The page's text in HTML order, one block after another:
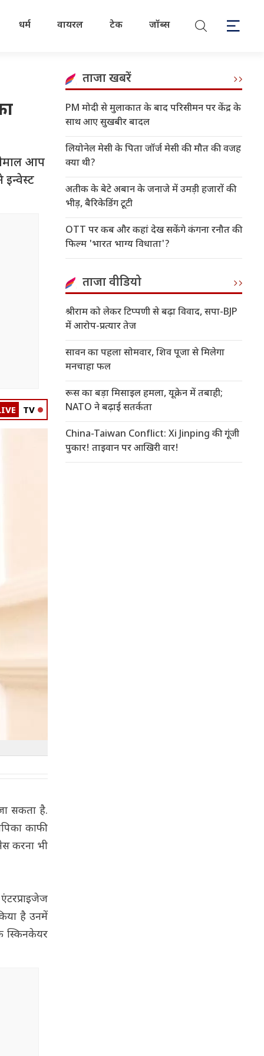
धर्म वायरल टेक जॉब्स
आप
इन्वेस्ट
TV
सकता है.
काफी
करना भी
है उनमें
स्किनकेयर
ताजा खबरें
PM मोदी से मुलाकात के बाद परिसीमन पर केंद्र के
साथ आए सुखबीर बादल
लियोनेल मेसी के पिता जॉर्ज मेसी की मौत की वजह
क्या थी?
अतीक के बेटे अबान के जनाजे में उमड़ी हजारों की
भीड़, बैरिकेडिंग टूटी
OTT पर कब और कहां देख सकेंगे कंगना रनौत की
फिल्म 'भारत भाग्य विधाता'?
ताजा वीडियो
श्रीराम को लेकर टिप्पणी से बढ़ा विवाद, सपा-BJP
में आरोप-प्रत्यार तेज
सावन का पहला सोमवार, शिव पूजा से मिलेगा
मनचाहा फल
रूस का बड़ा मिसाइल हमला, यूक्रेन में तबाही;
NATO ने बढ़ाई सतर्कता
China-Taiwan Conflict: Xi Jinping की गूंजी
पुकार! ताइवान पर आखिरी वार!